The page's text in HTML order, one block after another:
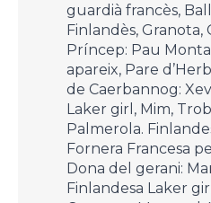
guardià francès,
Finlandès, Granota,
Príncep: Pau
apareix, Pare
de Caerbannog:
Laker girl, Mim,
Palmerola.
Fornera Francesa
Dona del gerani:
Finlandesa Laker